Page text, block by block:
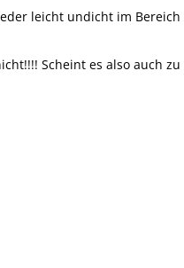
leicht undicht im
Scheint es also auch zu